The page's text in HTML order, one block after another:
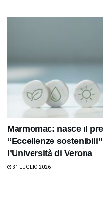
Marmomac: nasce il
“Eccellenze
l’Università di Verona
31 LUGLIO 2026